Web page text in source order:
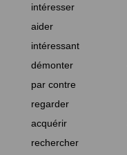
intéresser
aider
intéressant
démonter
par contre
regarder
acquérir
rechercher